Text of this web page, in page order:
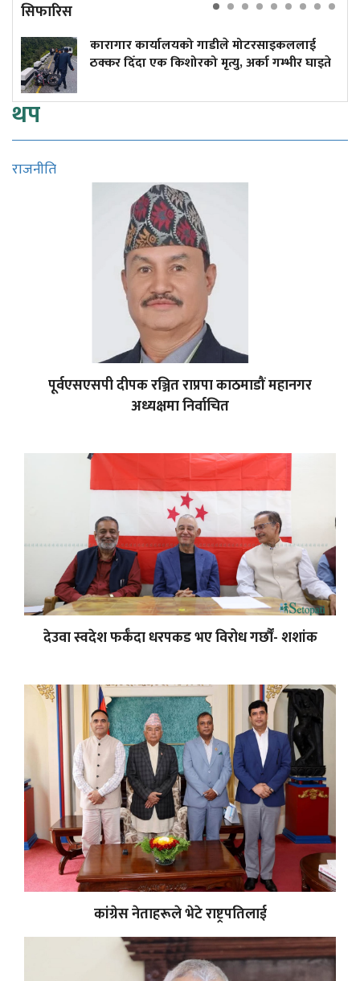
सिफारिस
कारागार कार्यालयको गाडीले मोटरसाइकललाई
ठक्कर दिँदा एक किशोरको मृत्यु, अर्का गम्भीर घाइते
थप
राजनीति
पूर्वएसएसपी दीपक रञ्जित राप्रपा काठमाडौं महानगर
अध्यक्षमा निर्वाचित
देउवा स्वदेश फर्कँदा धरपकड भए विरोध गर्छौं- शशांक
कांग्रेस नेताहरूले भेटे राष्ट्रपतिलाई